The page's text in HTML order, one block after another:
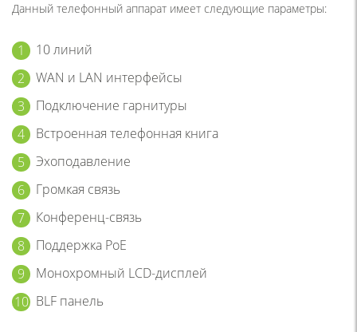
Данный телефонный аппарат имеет следующие параметры:
10 линий
WAN и LAN интерфейсы
Подключение гарнитуры
Встроенная телефонная книга
Эхоподавление
Громкая связь
Конференц-связь
Поддержка PoE
Монохромный LCD-дисплей
BLF панель